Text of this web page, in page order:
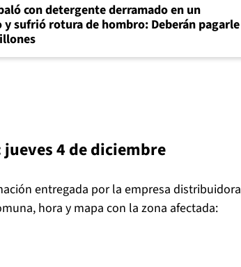
con detergente derramado en un
y sufrió rotura de hombro: Deberán pagarle
jueves 4 de diciembre
entregada por la empresa distribuidora
hora y mapa con la zona afectada: